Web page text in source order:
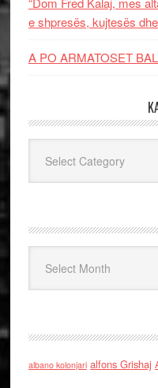
e shpresës, kujtesës
A PO ARMATOSET
albano kolonjari alfons Grishaj